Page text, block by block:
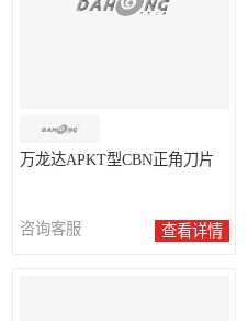
万龙达APKT型CBN正角刀片
咨询客服 查看详情